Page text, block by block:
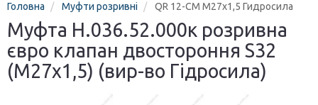
Головна Муфти розривні QR 12-CM M27x1,5 Гидросила
Муфта Н.036.52.000к розривна
євро клапан двостороння S32
(М27х1,5) (вир-во Гідросила)